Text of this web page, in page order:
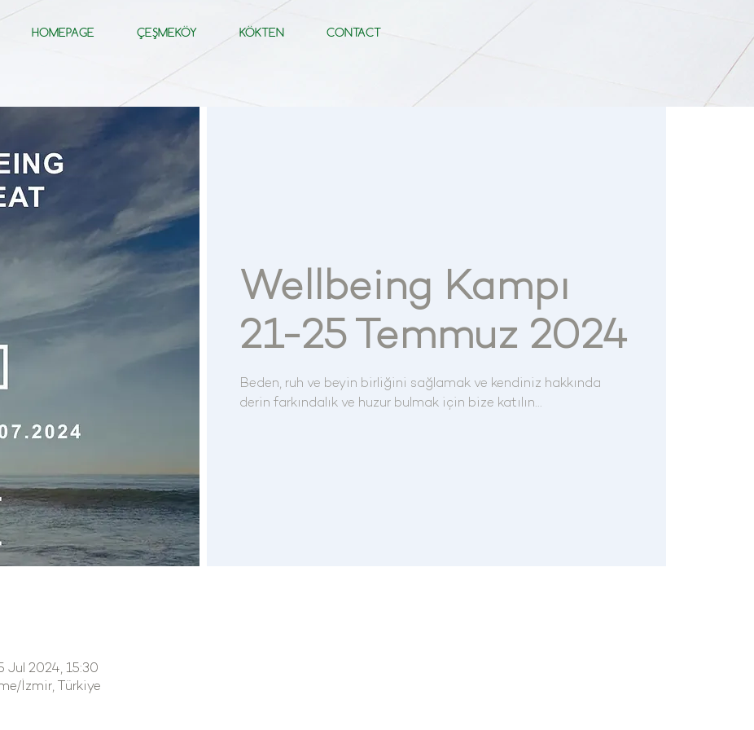
HOMEPAGE ÇEŞMEKÖY KÖKTEN CONTACT
Wellbeing Kampı
21-25 Temmuz 2024
Beden, ruh ve beyin birliğini sağlamak ve kendiniz hakkında
derin farkındalık ve huzur bulmak için bize katılın...
Jul 2024, 15:30
İzmir, Türkiye